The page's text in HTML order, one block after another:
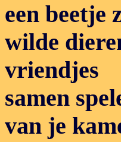
een beetje
wilde
vriendjes
samen
van je